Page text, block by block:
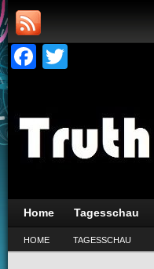
Facebook
Home Tagesschau
HOME TAGESSCHAU